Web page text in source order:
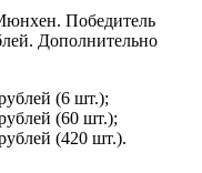
Победитель
Дополнительно
(6 шт.);
(60 шт.);
(420 шт.).